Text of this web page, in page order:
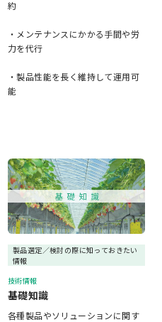
約
・メンテナンスにかかる手間や労
力を代行
・製品性能を長く維持して運用可
能
製品選定／検討の際に知っておきたい
情報
技術情報
基礎知識
各種製品やソリューションに関す